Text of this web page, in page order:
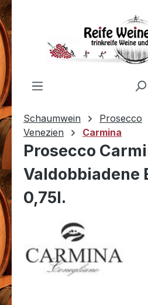
Zum Hauptinhalt springen
Schaumwein Prosecco
Venezien
Carmina
Prosecco
Valdobbiadene
0,75l.